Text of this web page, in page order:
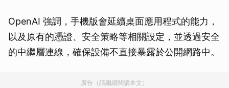
OpenAI 強調，手機版會延續桌面應用程式的能力，
以及原有的憑證、安全策略等相關設定，並透過安全
的中繼層連線，確保設備不直接暴露於公開網路中。
廣告（請繼續閱讀本文）